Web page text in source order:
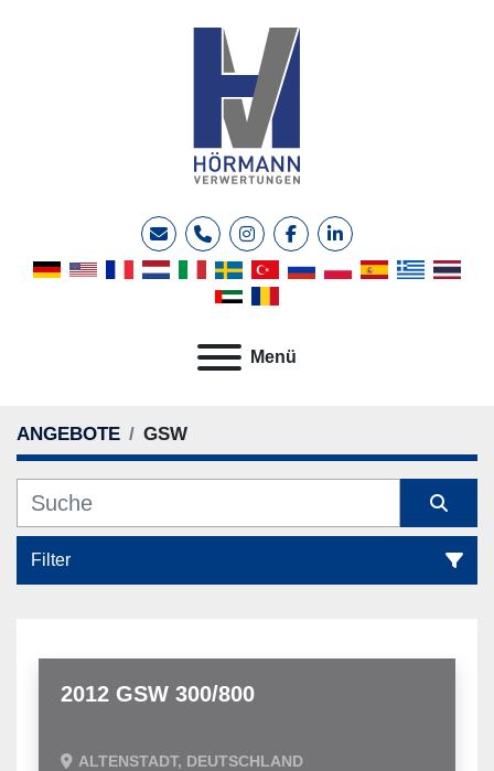
E-MailTelefoninstagramfacebooklinkedin
Menü
ANGEBOTE GSW
Filter
Sortieren nach
2012 GSW 300/800
ALTENSTADT, DEUTSCHLAND